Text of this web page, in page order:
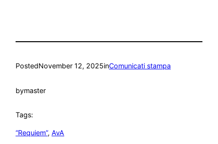
PostedNovember 12, 2025inComunicati stampa
bymaster
Tags:
“Requiem”, AvA